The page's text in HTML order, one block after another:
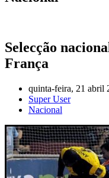
Selecção
França
quinta-feira, 21 abril
Super User
Nacional